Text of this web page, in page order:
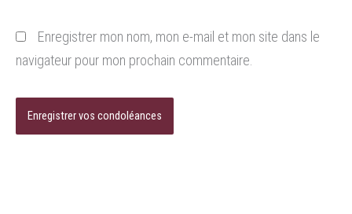
Enregistrer mon nom, mon e-mail et mon site dans le
navigateur pour mon prochain commentaire.